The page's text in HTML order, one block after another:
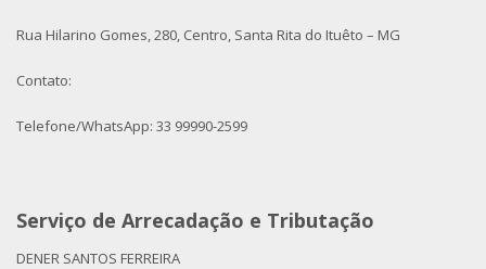
Rua Hilarino Gomes, 280, Centro, Santa Rita do Ituêto – MG
Contato:
Telefone/WhatsApp: 33 99990-2599
Serviço de Arrecadação e Tributação
DENER SANTOS FERREIRA